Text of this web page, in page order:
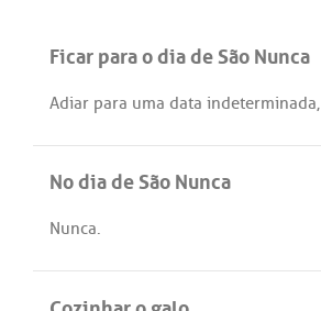
Ficar para o dia de São Nunca
Adiar para uma data indeterminada,
No dia de São Nunca
Nunca.